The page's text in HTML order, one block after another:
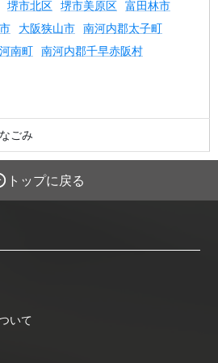
堺市北区 堺市美原区 富田林市
大阪狭山市 南河内郡太子町
南町 南河内郡千早赤阪村
ごみ
トップに戻る
いて